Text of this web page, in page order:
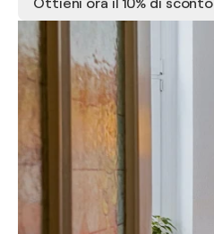
Ottieni ora il 10% di sconto